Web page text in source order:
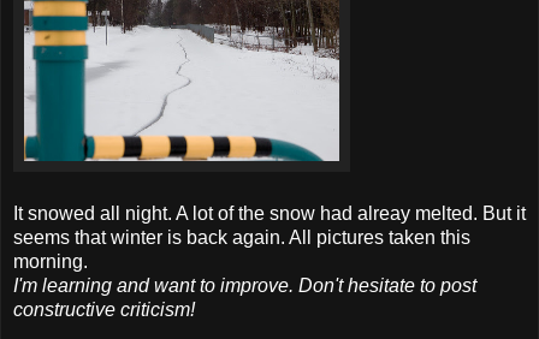
It snowed all night. A lot of the snow had alreay melted. But it
seems that winter is back again. All pictures taken this
morning.
I'm learning and want to improve. Don't hesitate to post
constructive criticism!